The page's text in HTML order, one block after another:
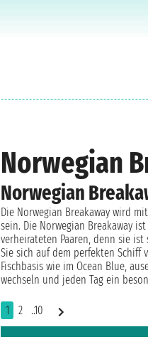
Norwegian
Norwegian
Die Norwegian Breakaway wird
sein. Die Norwegian Breakaway
verheirateten Paaren, denn sie
Sie sich auf dem perfekten
Fischbasis wie im Ocean Blue,
wechseln und jeden Tag ein
1 2 ..10